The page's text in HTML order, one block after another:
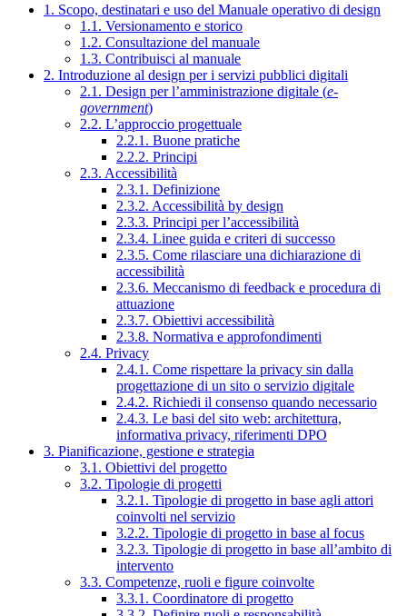
1. Scopo, destinatari e uso del Manuale operativo di design
1.1. Versionamento e storico
1.2. Consultazione del manuale
1.3. Contribuisci al manuale
2. Introduzione al design per i servizi pubblici digitali
2.1. Design per l’amministrazione digitale (e-
government)
2.2. L’approccio progettuale
2.2.1. Buone pratiche
2.2.2. Principi
2.3. Accessibilità
2.3.1. Definizione
2.3.2. Accessibilità by design
2.3.3. Principi per l’accessibilità
2.3.4. Linee guida e criteri di successo
2.3.5. Come rilasciare una dichiarazione di
accessibilità
2.3.6. Meccanismo di feedback e procedura di
attuazione
2.3.7. Obiettivi accessibilità
2.3.8. Normativa e approfondimenti
2.4. Privacy
2.4.1. Come rispettare la privacy sin dalla
progettazione di un sito o servizio digitale
2.4.2. Richiedi il consenso quando necessario
2.4.3. Le basi del sito web: architettura,
informativa privacy, riferimenti DPO
3. Pianificazione, gestione e strategia
3.1. Obiettivi del progetto
3.2. Tipologie di progetti
3.2.1. Tipologie di progetto in base agli attori
coinvolti nel servizio
3.2.2. Tipologie di progetto in base al focus
3.2.3. Tipologie di progetto in base all’ambito di
intervento
3.3. Competenze, ruoli e figure coinvolte
3.3.1. Coordinatore di progetto